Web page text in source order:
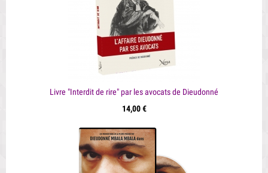
Livre "Interdit de rire" par les avocats de Dieudonné
14,00 €